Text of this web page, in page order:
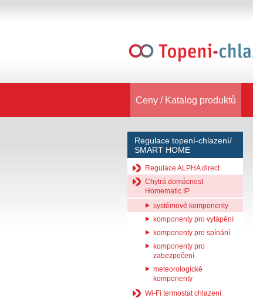
Ceny / Katalog produktů
Regulace topení-chlazení/
SMART HOME
Regulace ALPHA direct
Chytrá domácnost
Homematic IP
systémové komponenty
komponenty pro vytápění
komponenty pro spínání
komponenty pro
zabezpečení
meteorologické
komponenty
Wi-Fi termostat chlazení